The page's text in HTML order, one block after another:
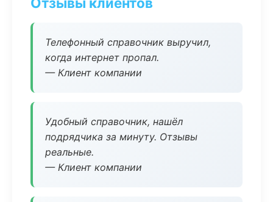
Телефонный справочник выручил,
когда интернет пропал.
— Клиент компании
Удобный справочник, нашёл
подрядчика за минуту. Отзывы
реальные.
— Клиент компании